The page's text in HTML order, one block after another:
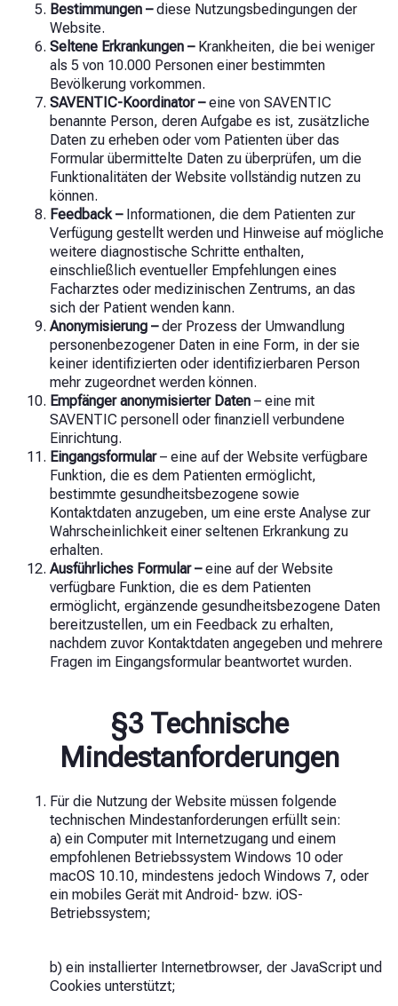
Bestimmungen –diese Nutzungsbedingungen der
Website.
Seltene Erkrankungen – Krankheiten, die bei weniger
als 5 von 10.000 Personen einer bestimmten
Bevölkerung vorkommen.
SAVENTIC-Koordinator – eine von SAVENTIC
benannte Person, deren Aufgabe es ist, zusätzliche
Daten zu erheben oder vom Patienten über das
Formular übermittelte Daten zu überprüfen, um die
Funktionalitäten der Website vollständig nutzen zu
können.
Feedback – Informationen, die dem Patienten zur
Verfügung gestellt werden und Hinweise auf mögliche
weitere diagnostische Schritte enthalten,
einschließlich eventueller Empfehlungen eines
Facharztes oder medizinischen Zentrums, an das
sich der Patient wenden kann.
Anonymisierung –der Prozess der Umwandlung
personenbezogener Daten in eine Form, in der sie
keiner identifizierten oder identifizierbaren Person
mehr zugeordnet werden können.
Empfänger anonymisierter Daten – eine mit
SAVENTIC personell oder finanziell verbundene
Einrichtung.
Eingangsformular– eine auf der Website verfügbare
Funktion, die es dem Patienten ermöglicht,
bestimmte gesundheitsbezogene sowie
Kontaktdaten anzugeben, um eine erste Analyse zur
Wahrscheinlichkeit einer seltenen Erkrankung zu
erhalten.
Ausführliches Formular –eine auf der Website
verfügbare Funktion, die es dem Patienten
ermöglicht, ergänzende gesundheitsbezogene Daten
bereitzustellen, um ein Feedback zu erhalten,
nachdem zuvor Kontaktdaten angegeben und mehrere
Fragen im Eingangsformular beantwortet wurden.
§3 Technische
Mindestanforderungen
Für die Nutzung der Website müssen folgende
technischen Mindestanforderungen erfüllt sein:
a) ein Computer mit Internetzugang und einem
empfohlenen Betriebssystem Windows 10 oder
macOS 10.10, mindestens jedoch Windows 7, oder
ein mobiles Gerät mit Android- bzw. iOS-
Betriebssystem;
b) ein installierter Internetbrowser, der JavaScript und
Cookies unterstützt;